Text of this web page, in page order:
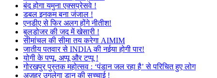
बंद होगा यमुना एक्सप्रेसवे !
डबल इनकम बना जंजाल !
एनडीए से फिर अलग होंगे नीतीश!
बुलडोजर की जद में खेसारी !
सीमांचल की सीमा तय करेगा AIMIM
जातीय पतवार से INDIA की नईया होगी पार!
योगी के पप्पू, अप्पू और टप्पू !
गोरखपुर पुस्तक महोत्सव : ‘पंडान जल रहा है’ से परिचित हुए लोग
अज़हर उगलेगा डान की सच्चाई !